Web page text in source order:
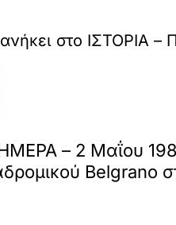
ανήκει στο ΙΣΤΟΡΙΑ –
– 2 Μαΐου
Belgrano